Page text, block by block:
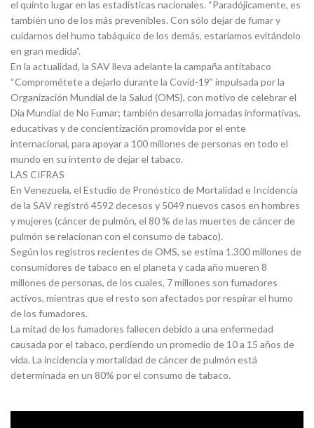
el quinto lugar en las estadísticas nacionales. “Paradójicamente, es
también uno de los más prevenibles. Con sólo dejar de fumar y
cuidarnos del humo tabáquico de los demás, estaríamos evitándolo
en gran medida”.
En la actualidad, la SAV lleva adelante la campaña antitabaco
“Comprométete a dejarlo durante la Covid-19” impulsada por la
Organización Mundial de la Salud (OMS), con motivo de celebrar el
Día Mundial de No Fumar; también desarrolla jornadas informativas,
educativas y de concientización promovida por el ente
internacional, para apoyar a 100 millones de personas en todo el
mundo en su intento de dejar el tabaco.
LAS CIFRAS
En Venezuela, el Estudio de Pronóstico de Mortalidad e Incidencia
de la SAV registró 4592 decesos y 5049 nuevos casos en hombres
y mujeres (cáncer de pulmón, el 80 % de las muertes de cáncer de
pulmón se relacionan con el consumo de tabaco).
Según los registros recientes de OMS, se estima 1.300 millones de
consumidores de tabaco en el planeta y cada año mueren 8
millones de personas, de los cuales, 7 millones son fumadores
activos, mientras que el resto son afectados por respirar el humo
de los fumadores.
La mitad de los fumadores fallecen debido a una enfermedad
causada por el tabaco, perdiendo un promedio de 10 a 15 años de
vida. La incidencia y mortalidad de cáncer de pulmón está
determinada en un 80% por el consumo de tabaco.